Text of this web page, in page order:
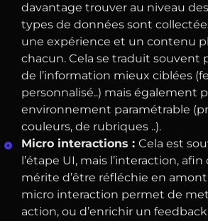
davantage trouver au niveau
types de données sont
une expérience et un contenu
chacun. Cela se traduit souvent
de l’information mieux ciblées
personnalisé..) mais également
environnement paramétrable
couleurs, de rubriques ..).
Micro interactions : Cela est
l’étape UI, mais l’interaction,
mérite d’être réfléchie en
micro interaction permet de
action, ou d’enrichir un